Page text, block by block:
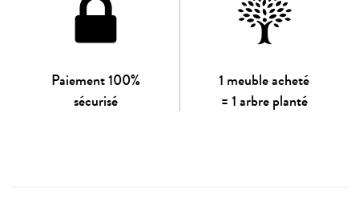
Paiement 100%
sécurisé
1 meuble acheté
= 1 arbre planté